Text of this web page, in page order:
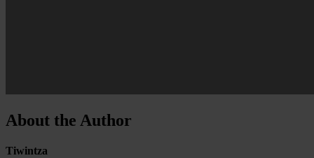
About the Author
Tiwintza